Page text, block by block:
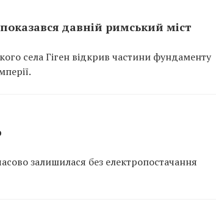
давній римський міст
села Гіген відкрив частини фундаменту
залишилася без електропостачання